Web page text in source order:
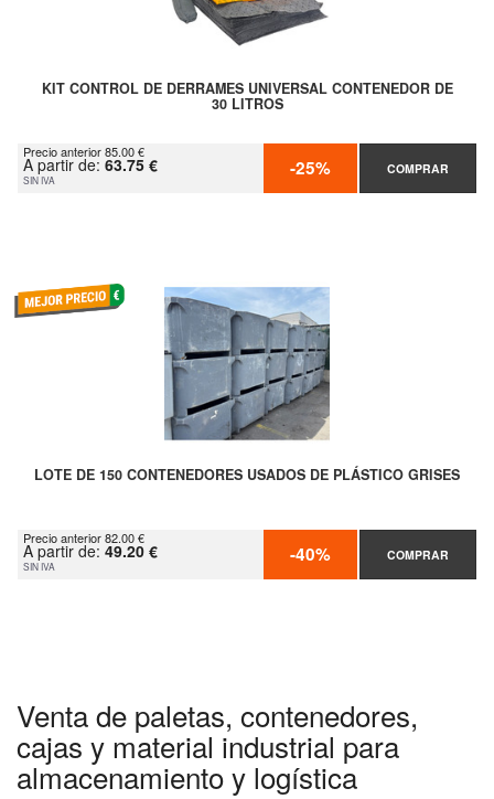
KIT CONTROL DE DERRAMES UNIVERSAL CONTENEDOR DE
30 LITROS
Precio anterior 85.00 €
A partir de: 63.75 €
SIN IVA -25% COMPRAR
LOTE DE 150 CONTENEDORES USADOS DE PLÁSTICO GRISES
Precio anterior 82.00 €
A partir de: 49.20 €
SIN IVA -40% COMPRAR
Venta de paletas, contenedores,
cajas y material industrial para
almacenamiento y logística